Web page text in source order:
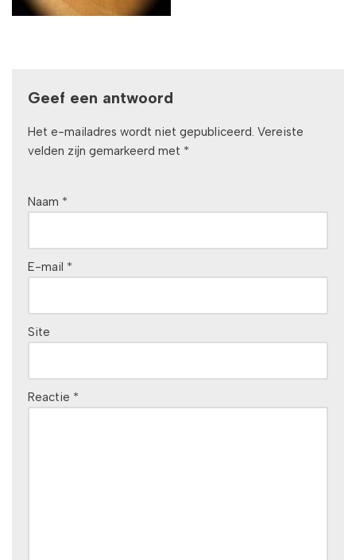
Geef een antwoord
Het e-mailadres wordt niet gepubliceerd. Vereiste
velden zijn gemarkeerd met *
Naam *
E-mail *
Site
Reactie *